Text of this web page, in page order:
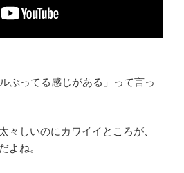
ぶってる感じがある」って言っ
々しいのにカワイイところが、
よね。